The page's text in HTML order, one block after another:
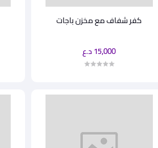
كفر شفاف مع مخزن باجات
15,000 د.ع